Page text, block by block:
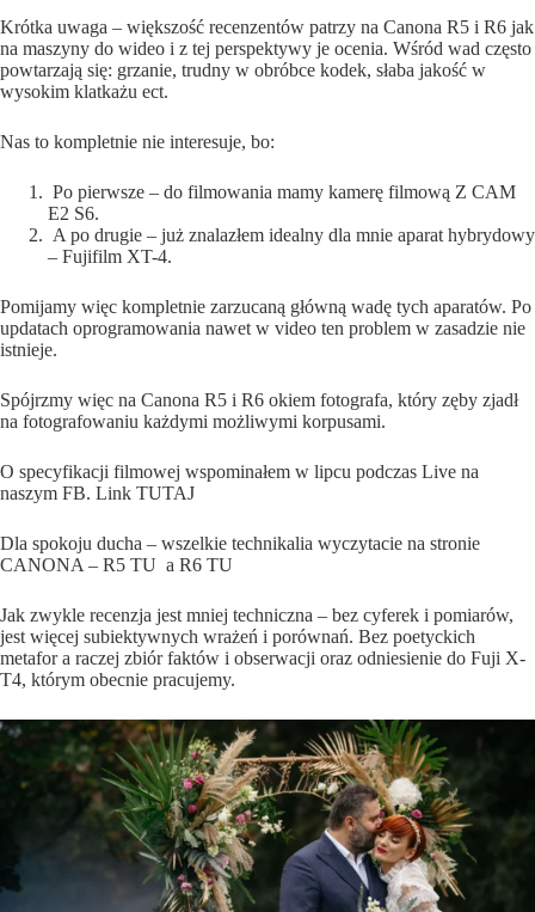
Krótka uwaga – większość recenzentów patrzy na Canona R5 i R6 jak
na maszyny do wideo i z tej perspektywy je ocenia. Wśród wad często
powtarzają się: grzanie, trudny w obróbce kodek, słaba jakość w
wysokim klatkażu ect.
Nas to kompletnie nie interesuje, bo:
Po pierwsze – do filmowania mamy kamerę filmową Z CAM
E2 S6.
A po drugie – już znalazłem idealny dla mnie aparat hybrydowy
– Fujifilm XT-4.
Pomijamy więc kompletnie zarzucaną główną wadę tych aparatów. Po
updatach oprogramowania nawet w video ten problem w zasadzie nie
istnieje.
Spójrzmy więc na Canona R5 i R6 okiem fotografa, który zęby zjadł
na fotografowaniu każdymi możliwymi korpusami.
O specyfikacji filmowej wspominałem w lipcu podczas Live na
naszym FB. Link TUTAJ
Dla spokoju ducha – wszelkie technikalia wyczytacie na stronie
CANONA – R5 TU a R6 TU
Jak zwykle recenzja jest mniej techniczna – bez cyferek i pomiarów,
jest więcej subiektywnych wrażeń i porównań. Bez poetyckich
metafor a raczej zbiór faktów i obserwacji oraz odniesienie do Fuji X-
T4, którym obecnie pracujemy.